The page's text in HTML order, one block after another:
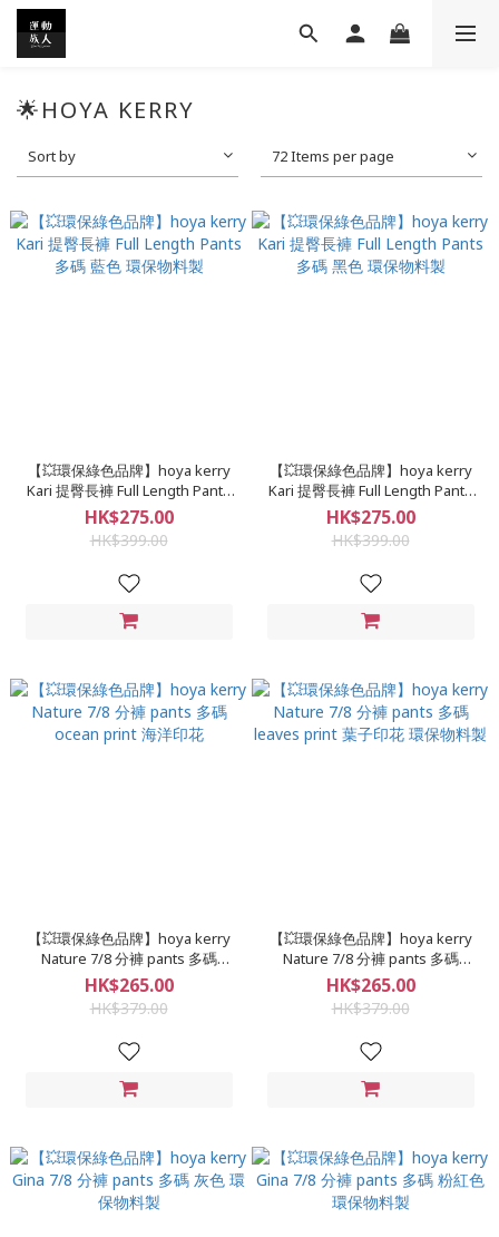
🌟HOYA KERRY
Sort by 72 Items per page
【💥環保綠色品牌】hoya kerry
Kari 提臀長褲 Full Length Pants
多碼 藍色 環保物料製
HK$275.00
HK$399.00
【💥環保綠色品牌】hoya kerry
Kari 提臀長褲 Full Length Pants
多碼 黑色 環保物料製
HK$275.00
HK$399.00
【💥環保綠色品牌】hoya kerry
Nature 7/8 分褲 pants 多碼
ocean print 海洋印花
HK$265.00
HK$379.00
【💥環保綠色品牌】hoya kerry
Nature 7/8 分褲 pants 多碼
leaves print 葉子印花 環保物料製
HK$265.00
HK$379.00